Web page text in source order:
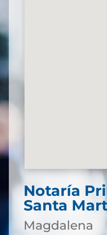
Notaría
Santa
Magdalena